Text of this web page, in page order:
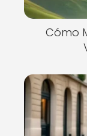
Cómo